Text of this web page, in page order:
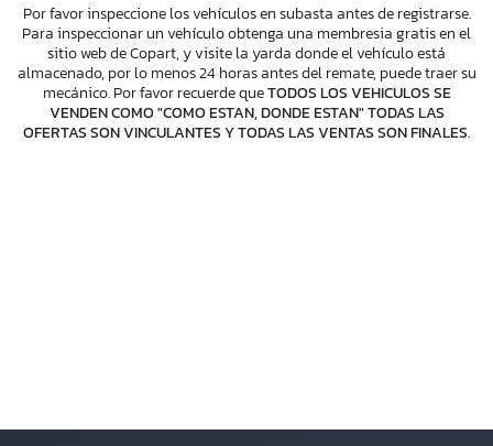
Por favor inspeccione los vehículos en subasta antes de registrarse.
Para inspeccionar un vehículo obtenga una membresia gratis en el
sitio web de Copart, y visite la yarda donde el vehículo está
almacenado, por lo menos 24 horas antes del remate, puede traer su
mecánico. Por favor recuerde queTODOS LOS VEHICULOS SE
VENDEN COMO "COMO ESTAN, DONDE ESTAN" TODAS LAS
OFERTAS SON VINCULANTES Y TODAS LAS VENTAS SON FINALES.